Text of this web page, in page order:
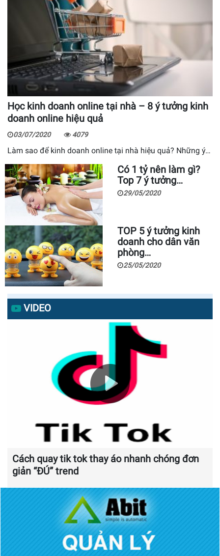
Học kinh doanh online tại nhà – 8 ý tưởng kinh
doanh online hiệu quả
03/07/2020 4079
Làm sao để kinh doanh online tại nhà hiệu quả? Những ý…
Có 1 tỷ nên làm gì?
Top 7 ý tưởng…
29/05/2020
TOP 5 ý tưởng kinh
doanh cho dân văn
phòng…
25/05/2020
VIDEO
Cách quay tik tok thay áo nhanh chóng đơn
giản “ĐÚ” trend